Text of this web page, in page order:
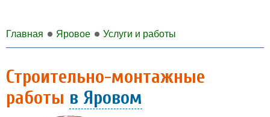
Главная Яровое Услуги и работы
Строительно-монтажные
работы в Яровом